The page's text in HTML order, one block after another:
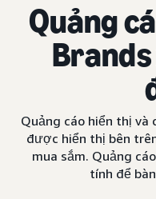
Quảng
Quảng cáo hiển thị và
được hiển thị bên
mua sắm. Quảng
tính để